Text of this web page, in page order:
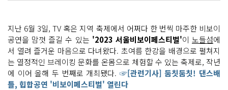
포
R
L
복
사
하
기
크
게
변
경
하
기
작
게
변
경
하
기
지난 6월 3일, TV 혹은 지역 축제에서 어쩌다 한 번씩 마주한 비보이
공연을 맘껏 즐길 수 있는 '2023 서울비보이페스티벌'이노들섬에
서 열려 즐거운 마음으로 다녀왔다. 초여름 한강을 배경으로 펼쳐지
는 열정적인 브레이킹 문화를 온몸으로 체험할 수 있는 축제로, 작년
에 이어 올해 두 번째로 개최됐다. ☞[관련기사] 둠칫둠칫! 댄스배
틀, 힙합공연 '비보이페스티벌' 열린다